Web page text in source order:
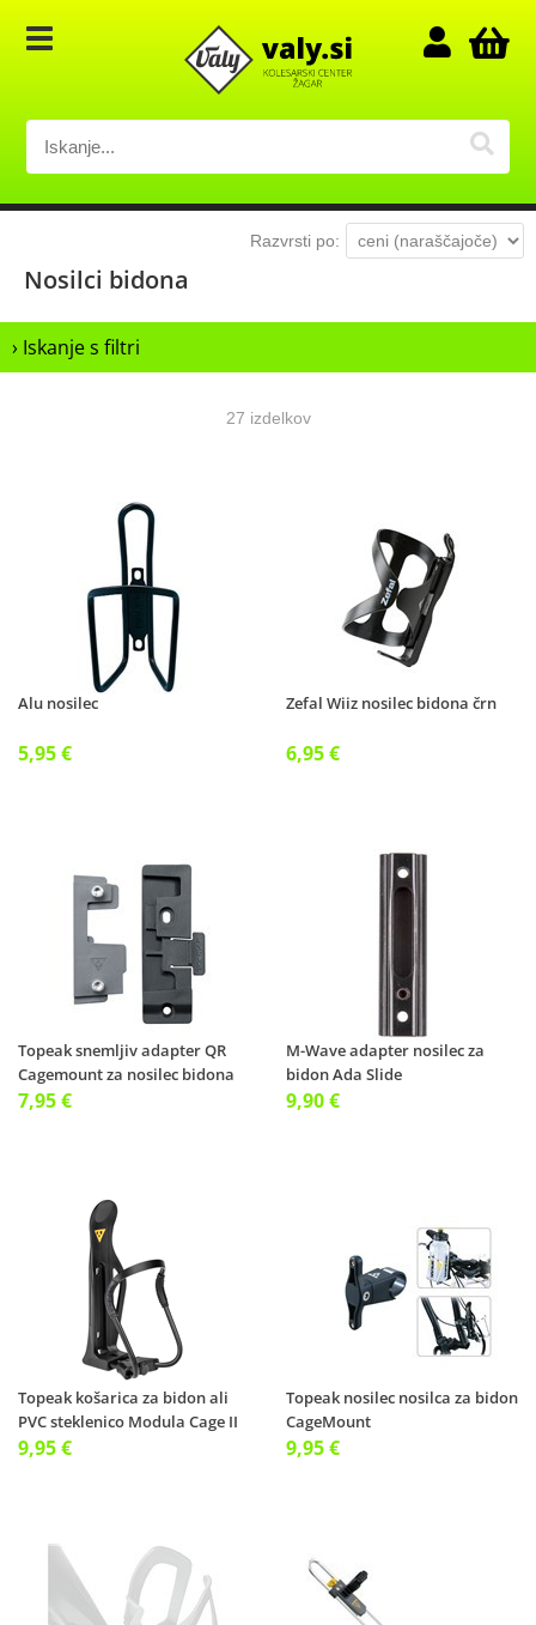
Razvrsti po:
Nosilci bidona
› Iskanje s filtri
27 izdelkov
Alu nosilec
5,95 €
Zefal Wiiz nosilec bidona črn
6,95 €
Topeak snemljiv adapter QR
Cagemount za nosilec bidona
7,95 €
M-Wave adapter nosilec za
bidon Ada Slide
9,90 €
Topeak košarica za bidon ali
PVC steklenico Modula Cage II
9,95 €
Topeak nosilec nosilca za bidon
CageMount
9,95 €